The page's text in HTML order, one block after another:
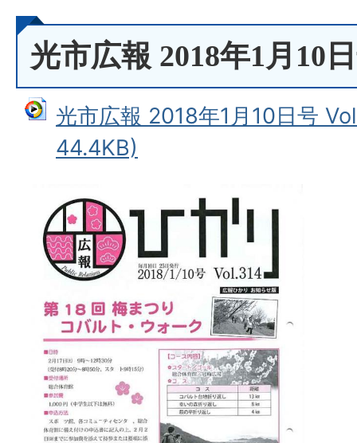
光市広報 2018年1月10
光市広報 2018年1月10日号
44.4KB)